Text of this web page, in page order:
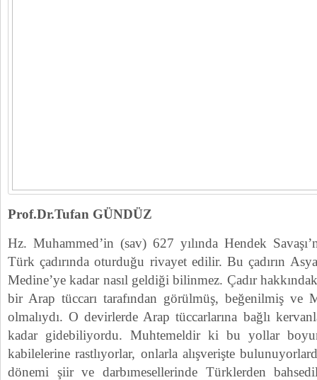
Prof.Dr.Tufan GÜNDÜZ
Hz. Muhammed’in (sav) 627 yılında Hendek
Türk çadırında oturduğu rivayet edilir. Bu çadırın
Medine’ye kadar nasıl geldiği bilinmez. Çadır
bir Arap tüccarı tarafından görülmüş, beğenilmiş ve
olmalıydı. O devirlerde Arap tüccarlarına bağlı
kadar gidebiliyordu. Muhtemeldir ki bu yollar
kabilelerine rastlıyorlar, onlarla alışverişte
dönemi şiir ve darbımesellerinde Türklerden